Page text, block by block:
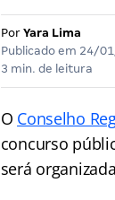
Por Yara Lima
Publicado em 24/
3 min. de leitura
O Conselho
concurso
será